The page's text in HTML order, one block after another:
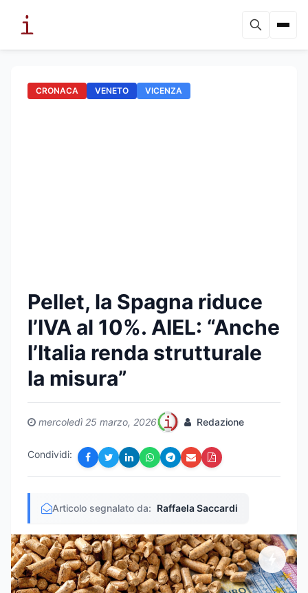
CRONACA VENETO VICENZA
Pellet, la Spagna riduce
l’IVA al 10%. AIEL: “Anche
l’Italia renda strutturale
la misura”
mercoledì 25 marzo, 2026 Redazione
Condividi:
Articolo segnalato da: Raffaela Saccardi